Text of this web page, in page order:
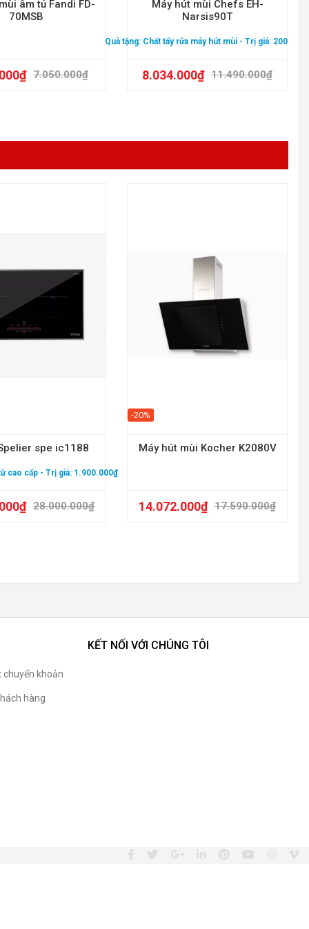
âm tủ Fandi FD-
70MSB
7.050.000₫
₫
Máy hút mùi Chefs EH-
Narsis90T
Quà tặng: Chất tẩy rửa máy hút mùi - Trị giá:
11.490.000₫
8.034.000₫
spe ic1188
cao cấp - Trị giá: 1.900.000₫
28.000.000₫
₫
-20%
Máy hút mùi Kocher K2080V
17.590.000₫
14.072.000₫
khoản
hàng
KẾT NỐI VỚI CHÚNG TÔI